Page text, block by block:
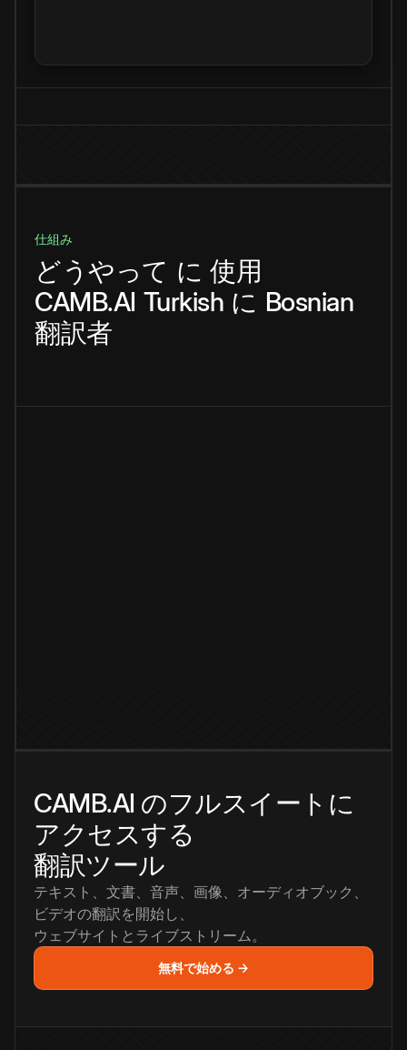
仕組み
どうやって に 使用
CAMB.AI Turkish に Bosnian
翻訳者
CAMB.AI のフルスイートに
アクセスする
翻訳ツール
テキスト、文書、音声、画像、オーディオブック、
ビデオの翻訳を開始し、
ウェブサイトとライブストリーム。
無料で始める →